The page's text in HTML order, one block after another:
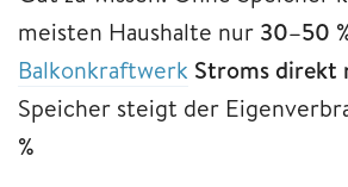
meisten Haushalte nur 30–50
Balkonkraftwerk Stroms direkt
Speicher steigt der
%